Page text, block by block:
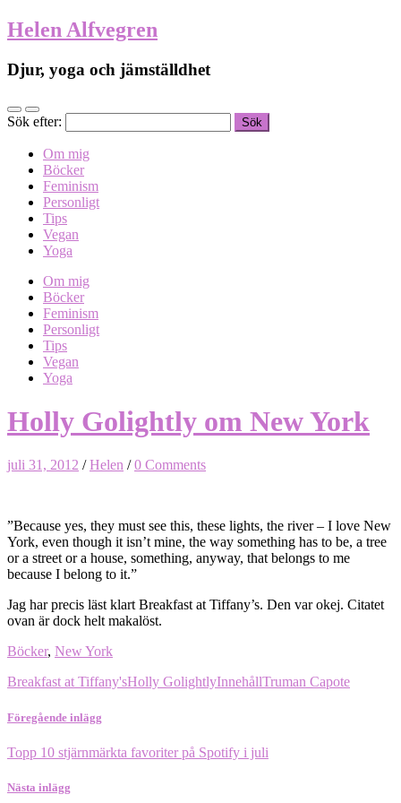
Helen Alfvegren
Djur, yoga och jämställdhet
Sök efter:
Om mig
Böcker
Feminism
Personligt
Tips
Vegan
Yoga
Om mig
Böcker
Feminism
Personligt
Tips
Vegan
Yoga
Holly Golightly om New York
juli 31, 2012 /Helen /0 Comments
”Because yes, they must see this, these lights, the river – I love New
York, even though it isn’t mine, the way something has to be, a tree
or a street or a house, something, anyway, that belongs to me
because I belong to it.”
Jag har precis läst klart Breakfast at Tiffany’s. Den var okej. Citatet
ovan är dock helt makalöst.
Böcker, New York
Breakfast at Tiffany'sHolly GolightlyInnehållTruman Capote
Föregående inlägg
Topp 10 stjärnmärkta favoriter på Spotify i juli
Nästa inlägg